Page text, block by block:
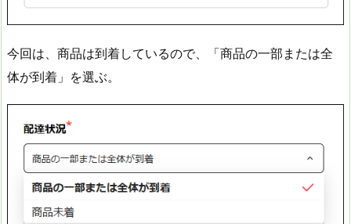
今回は、商品は到着しているので、「商品の一部または全
体が到着」を選ぶ。